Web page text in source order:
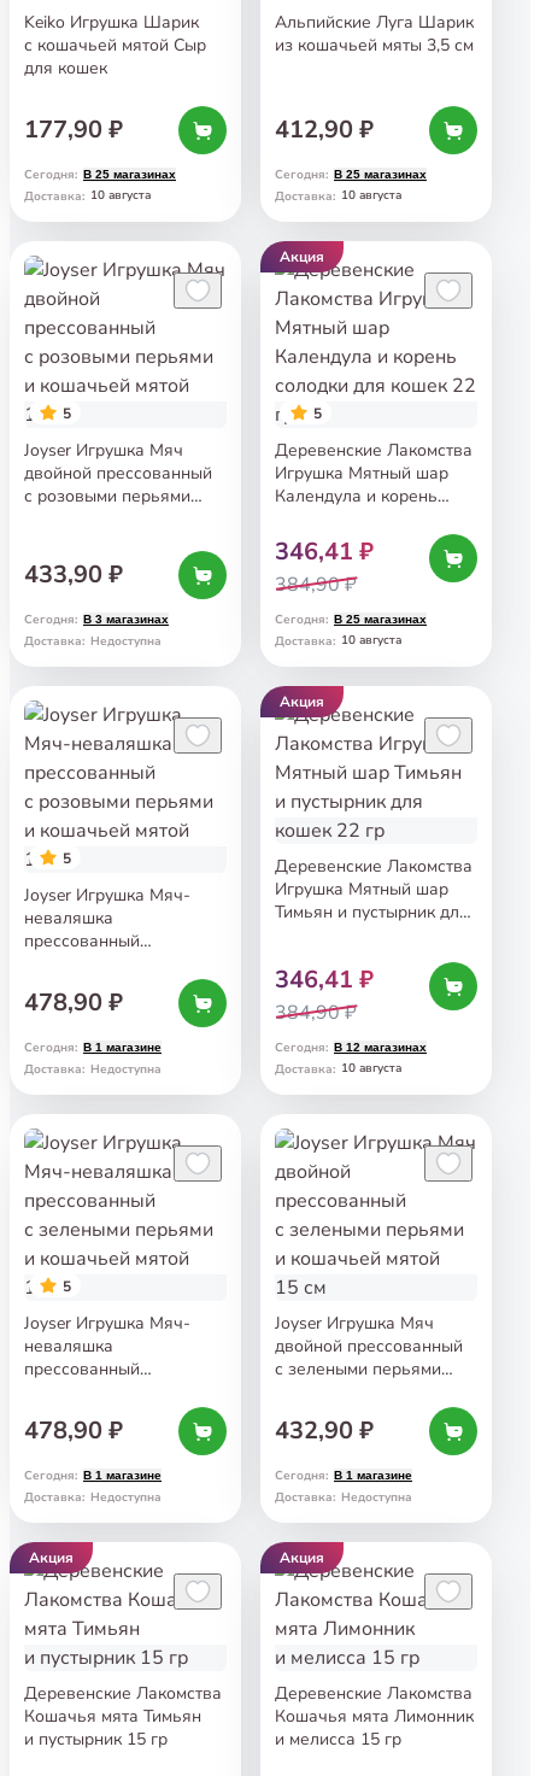
Keiko Игрушка Шарик
с кошачьей мятой Сыр
для кошек
177,90 ₽
Сегодня: В 25 магазинах
Доставка: 10 августа
Альпийские Луга Шарик
из кошачьей мяты 3,5 см
412,90 ₽
Сегодня: В 25 магазинах
Доставка: 10 августа
5
Joyser Игрушка Мяч
двойной прессованный
с розовыми перьями
433,90 ₽
Сегодня: В 3 магазинах
Доставка: Недоступна
Акция
5
Деревенские Лакомства
Игрушка Мятный шар
Календула и корень
346,41 ₽
384,90 ₽
Сегодня: В 25 магазинах
Доставка: 10 августа
5
Joyser Игрушка Мяч-
неваляшка
прессованный
и кошачьей мятой 13 см
478,90 ₽
Сегодня: В 1 магазине
Доставка: Недоступна
Акция
Деревенские Лакомства
Игрушка Мятный шар
Тимьян и пустырник для
346,41 ₽
384,90 ₽
Сегодня: В 12 магазинах
Доставка: 10 августа
5
Joyser Игрушка Мяч-
неваляшка
прессованный
и кошачьей мятой 13 см
478,90 ₽
Сегодня: В 1 магазине
Доставка: Недоступна
Joyser Игрушка Мяч
двойной прессованный
с зелеными перьями
432,90 ₽
Сегодня: В 1 магазине
Доставка: Недоступна
Акция
Деревенские Лакомства
Кошачья мята Тимьян
и пустырник 15 гр
Акция
Деревенские Лакомства
Кошачья мята Лимонник
и мелисса 15 гр